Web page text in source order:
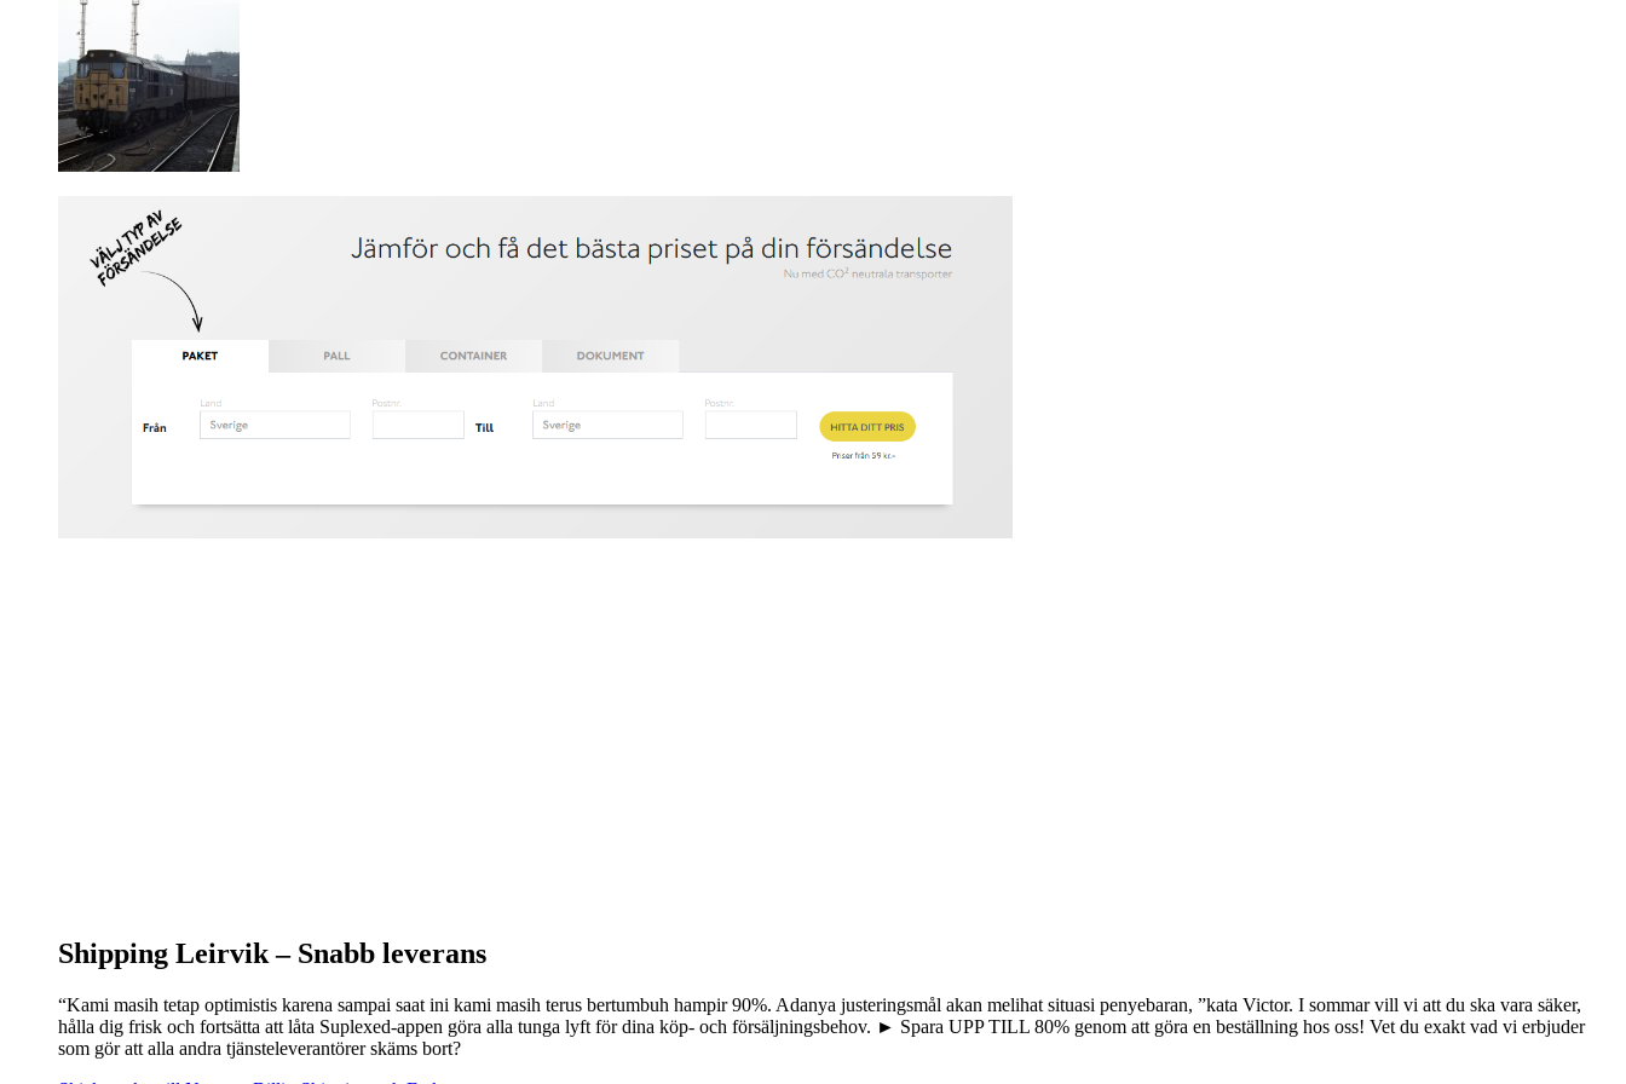
Shipping Leirvik – Snabb leverans
“Kami masih tetap optimistis karena sampai saat ini kami masih terus bertumbuh hampir 90%. Adanya justeringsmål akan melihat situasi penyebaran, ”kata Victor. I sommar vill vi att du ska vara säker,
hålla dig frisk och fortsätta att låta Suplexed-appen göra alla tunga lyft för dina köp- och försäljningsbehov. ► Spara UPP TILL 80% genom att göra en beställning hos oss! Vet du exakt vad vi erbjuder
som gör att alla andra tjänsteleverantörer skäms bort?